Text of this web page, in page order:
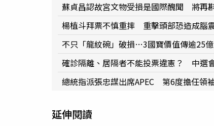
蘇貞昌認故宮文物受損是國際醜聞 將再
楊植斗拜票不慎重摔 重擊頭部恐造成腦
不只「龍紋碗」破損…3國寶價值傳逾25
確診隔離、居隔者不能投票違憲？ 中選
總統指派張忠謀出席APEC 第6度擔任領
延伸閱讀